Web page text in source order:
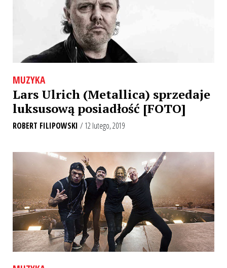
MUZYKA
Lars Ulrich (Metallica) sprzedaje
luksusową posiadłość [FOTO]
ROBERT FILIPOWSKI / 12 lutego, 2019